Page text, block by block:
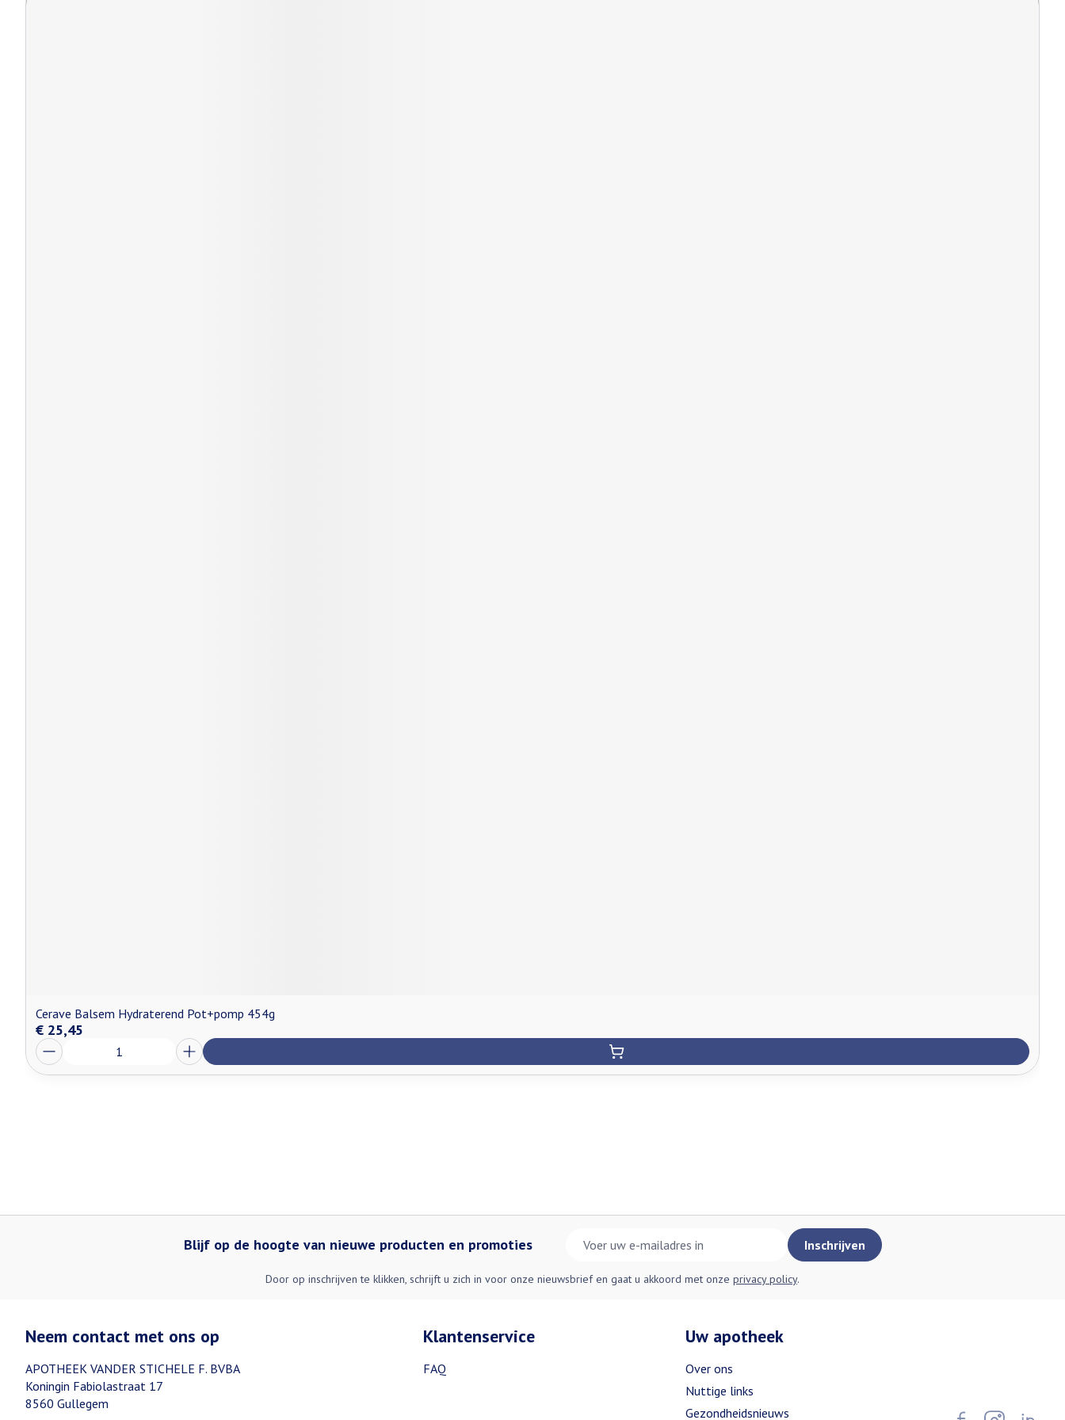
Cerave Balsem Hydraterend Pot+pomp 454g
€ 25,45
Aantal
Blijf op de hoogte van nieuwe producten en promoties Inschrijven
Door op inschrijven te klikken, schrijft u zich in voor onze nieuwsbrief en gaat u akkoord met onze privacy policy.
Neem contact met ons op
APOTHEEK VANDER STICHELE F. BVBA
Koningin Fabiolastraat 17
8560 Gullegem
Klantenservice
FAQ
Uw apotheek
Over ons
Nuttige links
Gezondheidsnieuws